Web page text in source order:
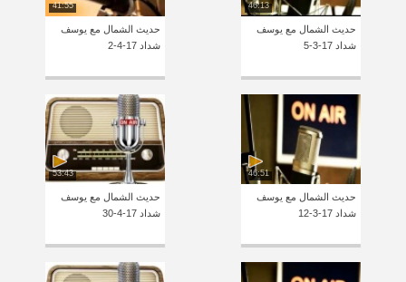
46:13
حديث الشمال مع يوسف
شداد 17-3-5
41:55
حديث الشمال مع يوسف
شداد 17-4-2
46:51
حديث الشمال مع يوسف
شداد 17-3-12
53:43
حديث الشمال مع يوسف
شداد 17-4-30